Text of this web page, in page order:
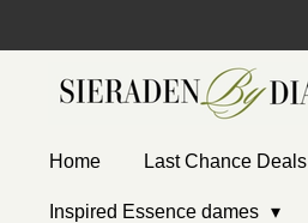
hoofdinhoud
Home Last Chance Deals
Inspired Essence dames